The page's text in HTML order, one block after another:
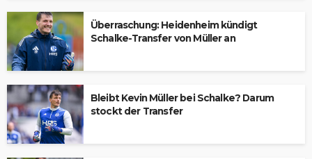
Überraschung: Heidenheim kündigt
Schalke-Transfer von Müller an
Bleibt Kevin Müller bei Schalke? Darum
stockt der Transfer